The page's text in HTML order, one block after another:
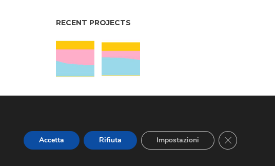
RECENT PROJECTS
Nessuna categoria
Accetta Rifiuta Impostazioni Close GDPR